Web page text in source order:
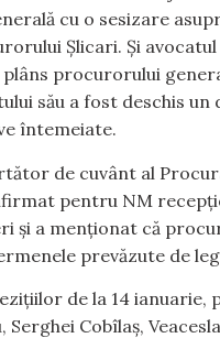
cu o sesizare
Șlicari. Și avocatul
plâns procurorului
său a fost deschis un
întemeiate.
de cuvânt al
pentru NM
și a menționat că
prevăzute de
de la 14 ianuarie,
Cobîlaș,